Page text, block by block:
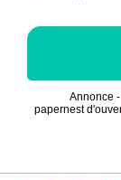
Annonce
papernest